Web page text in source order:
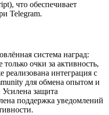
что обеспечивает
Telegram.
система наград:
очки за активность,
интеграция с
для обмена опытом и
защита
поддержка уведомлений